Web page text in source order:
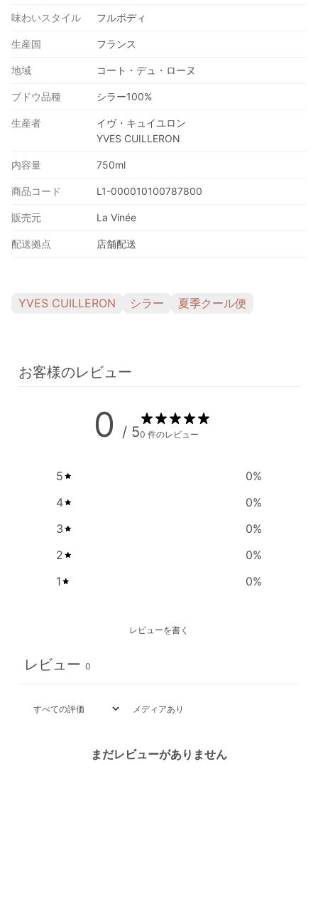
味わいスタイル フルボディ
生産国 フランス
地域 コート・デュ・ローヌ
ブドウ品種 シラー100%
生産者
イヴ・キュイユロン
YVES CUILLERON
内容量 750ml
商品コード L1-000010100787800
販売元 La Vinée
配送拠点 店舗配送
YVES CUILLERON シラー 夏季クール便
お客様のレビュー
0 / 50 件のレビュー
5 0%
4
0%
3
0%
2
0%
1
0%
レビューを書く
レビュー 0
メディアあり
まだレビューがありません